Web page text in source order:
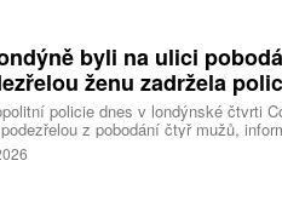
vyšetřování.
byli na ulici
ženu zadržela
policie dnes v londýnské čtvrti
z pobodání čtyř mužů,
úřady. Mluvčí londýnské
byli ošetřeni na místě a převezeni do